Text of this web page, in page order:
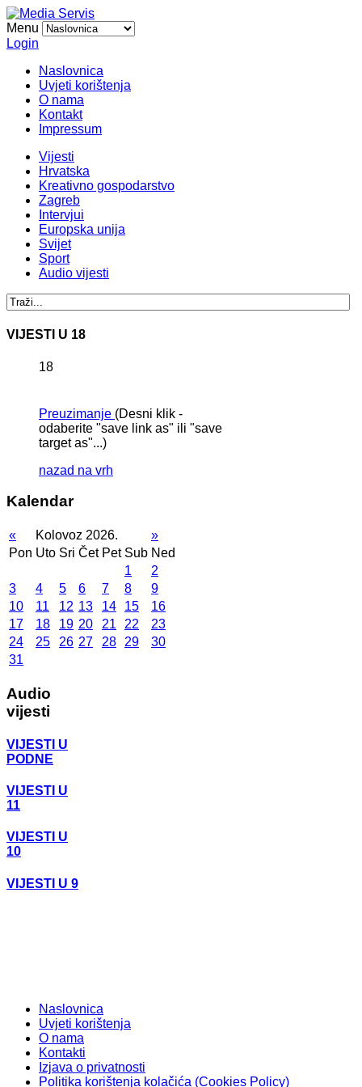
Menu
Login
Naslovnica
Uvjeti korištenja
O nama
Kontakt
Impressum
Vijesti
Hrvatska
Kreativno gospodarstvo
Zagreb
Intervjui
Europska unija
Svijet
Sport
Audio vijesti
VIJESTI U 18
18
Preuzimanje (Desni klik -
odaberite "save link as" ili "save
target as"...)
nazad na vrh
Kalendar
« Kolovoz 2026.
»
Pon Uto Sri Čet Pet Sub Ned
1
2
3
4 5 6 7 8
9
10
11 12 13 14 15
16
17
18 19 20 21 22
23
24
25 26 27 28 29
30
31
Audio
vijesti
VIJESTI U
PODNE
VIJESTI U
11
VIJESTI U
10
VIJESTI U 9
Naslovnica
Uvjeti korištenja
O nama
Kontakti
Izjava o privatnosti
Politika korištenja kolačića (Cookies Policy)